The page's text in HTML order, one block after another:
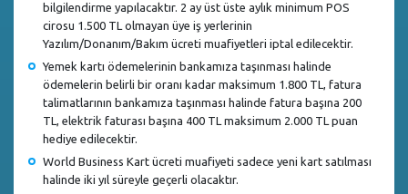
bilgilendirme yapılacaktır. 2 ay üst üste aylık minimum POS
cirosu 1.500 TL olmayan üye iş yerlerinin
Yazılım/Donanım/Bakım ücreti muafiyetleri iptal edilecektir.
Yemek kartı ödemelerinin bankamıza taşınması halinde
ödemelerin belirli bir oranı kadar maksimum 1.800 TL, fatura
talimatlarının bankamıza taşınması halinde fatura başına 200
TL, elektrik faturası başına 400 TL maksimum 2.000 TL puan
hediye edilecektir.
World Business Kart ücreti muafiyeti sadece yeni kart satılması
halinde iki yıl süreyle geçerli olacaktır.